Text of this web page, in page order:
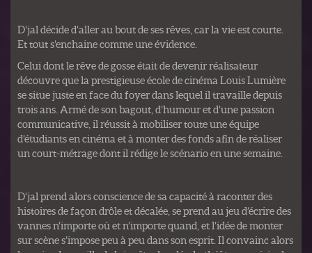
D’jal décide d’aller au bout de ses rêves, car la vie est courte.
Et tout s’enchaine comme une évidence.
Celui dont le rêve de gosse était de devenir réalisateur
découvre que la prestigieuse école de cinéma Louis Lumière
se situe juste en face du foyer dans lequel il travaille depuis
trois ans. Armé de son bagout, d’humour et d’une passion
communicative, il réussit à mobiliser toute une équipe
d’étudiants en cinéma et à monter des fonds afin de réaliser
un court-métrage dont il rédige le scénario en une semaine.
D’jal prend alors conscience de sa capacité à raconter des
histoires de façon drôle et décalée, se prend au jeu d’écrire des
vannes n’importe où et n’importe quand, et l’idée de monter
sur scène s’impose peu à peu dans son esprit. Il convainc alors